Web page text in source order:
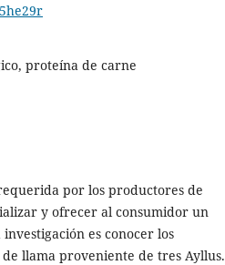
proteína de carne
por los productores de
y ofrecer al consumidor un
es conocer los
llama proveniente de tres Ayllus.